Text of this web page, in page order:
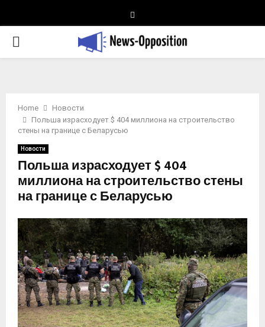
PRIMARY
Home
Новости
Польша израсходует $ 404 миллиона на строительство
стены на границе с Беларусью
Новости
Польша израсходует $ 404
миллиона на строительство стены
на границе с Беларусью